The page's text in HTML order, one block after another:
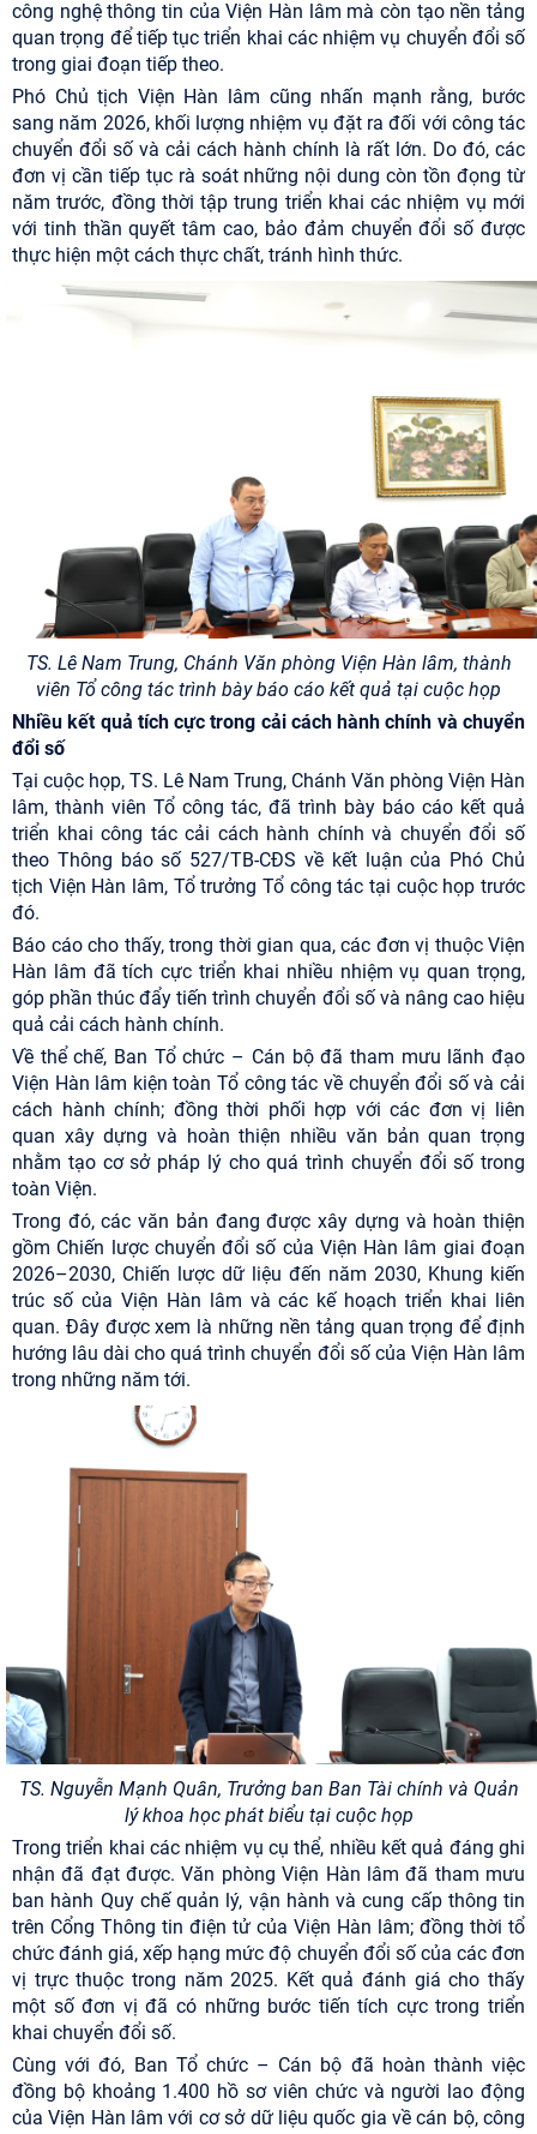
công nghệ thông tin của Viện Hàn lâm mà còn tạo nền tảng
quan trọng để tiếp tục triển khai các nhiệm vụ chuyển đổi số
trong giai đoạn tiếp theo.
Phó Chủ tịch Viện Hàn lâm cũng nhấn mạnh rằng, bước
sang năm 2026, khối lượng nhiệm vụ đặt ra đối với công tác
chuyển đổi số và cải cách hành chính là rất lớn. Do đó, các
đơn vị cần tiếp tục rà soát những nội dung còn tồn đọng từ
năm trước, đồng thời tập trung triển khai các nhiệm vụ mới
với tinh thần quyết tâm cao, bảo đảm chuyển đổi số được
thực hiện một cách thực chất, tránh hình thức.
TS. Lê Nam Trung, Chánh Văn phòng Viện Hàn lâm, thành
viên Tổ công tác trình bày báo cáo kết quả tại cuộc họp
Nhiều kết quả tích cực trong cải cách hành chính và chuyển
đổi số
Tại cuộc họp, TS. Lê Nam Trung, Chánh Văn phòng Viện Hàn
lâm, thành viên Tổ công tác, đã trình bày báo cáo kết quả
triển khai công tác cải cách hành chính và chuyển đổi số
theo Thông báo số 527/TB-CĐS về kết luận của Phó Chủ
tịch Viện Hàn lâm, Tổ trưởng Tổ công tác tại cuộc họp trước
đó.
Báo cáo cho thấy, trong thời gian qua, các đơn vị thuộc Viện
Hàn lâm đã tích cực triển khai nhiều nhiệm vụ quan trọng,
góp phần thúc đẩy tiến trình chuyển đổi số và nâng cao hiệu
quả cải cách hành chính.
Về thể chế, Ban Tổ chức – Cán bộ đã tham mưu lãnh đạo
Viện Hàn lâm kiện toàn Tổ công tác về chuyển đổi số và cải
cách hành chính; đồng thời phối hợp với các đơn vị liên
quan xây dựng và hoàn thiện nhiều văn bản quan trọng
nhằm tạo cơ sở pháp lý cho quá trình chuyển đổi số trong
toàn Viện.
Trong đó, các văn bản đang được xây dựng và hoàn thiện
gồm Chiến lược chuyển đổi số của Viện Hàn lâm giai đoạn
2026–2030, Chiến lược dữ liệu đến năm 2030, Khung kiến
trúc số của Viện Hàn lâm và các kế hoạch triển khai liên
quan. Đây được xem là những nền tảng quan trọng để định
hướng lâu dài cho quá trình chuyển đổi số của Viện Hàn lâm
trong những năm tới.
TS. Nguyễn Mạnh Quân, Trưởng ban Ban Tài chính và Quản
lý khoa học phát biểu tại cuộc họp
Trong triển khai các nhiệm vụ cụ thể, nhiều kết quả đáng ghi
nhận đã đạt được. Văn phòng Viện Hàn lâm đã tham mưu
ban hành Quy chế quản lý, vận hành và cung cấp thông tin
trên Cổng Thông tin điện tử của Viện Hàn lâm; đồng thời tổ
chức đánh giá, xếp hạng mức độ chuyển đổi số của các đơn
vị trực thuộc trong năm 2025. Kết quả đánh giá cho thấy
một số đơn vị đã có những bước tiến tích cực trong triển
khai chuyển đổi số.
Cùng với đó, Ban Tổ chức – Cán bộ đã hoàn thành việc
đồng bộ khoảng 1.400 hồ sơ viên chức và người lao động
của Viện Hàn lâm với cơ sở dữ liệu quốc gia về cán bộ, công